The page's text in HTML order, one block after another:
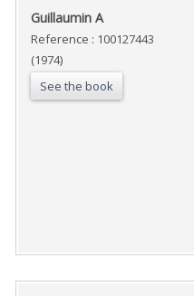
‎Guillaumin A‎
Reference : 100127443
(1974)
See the book